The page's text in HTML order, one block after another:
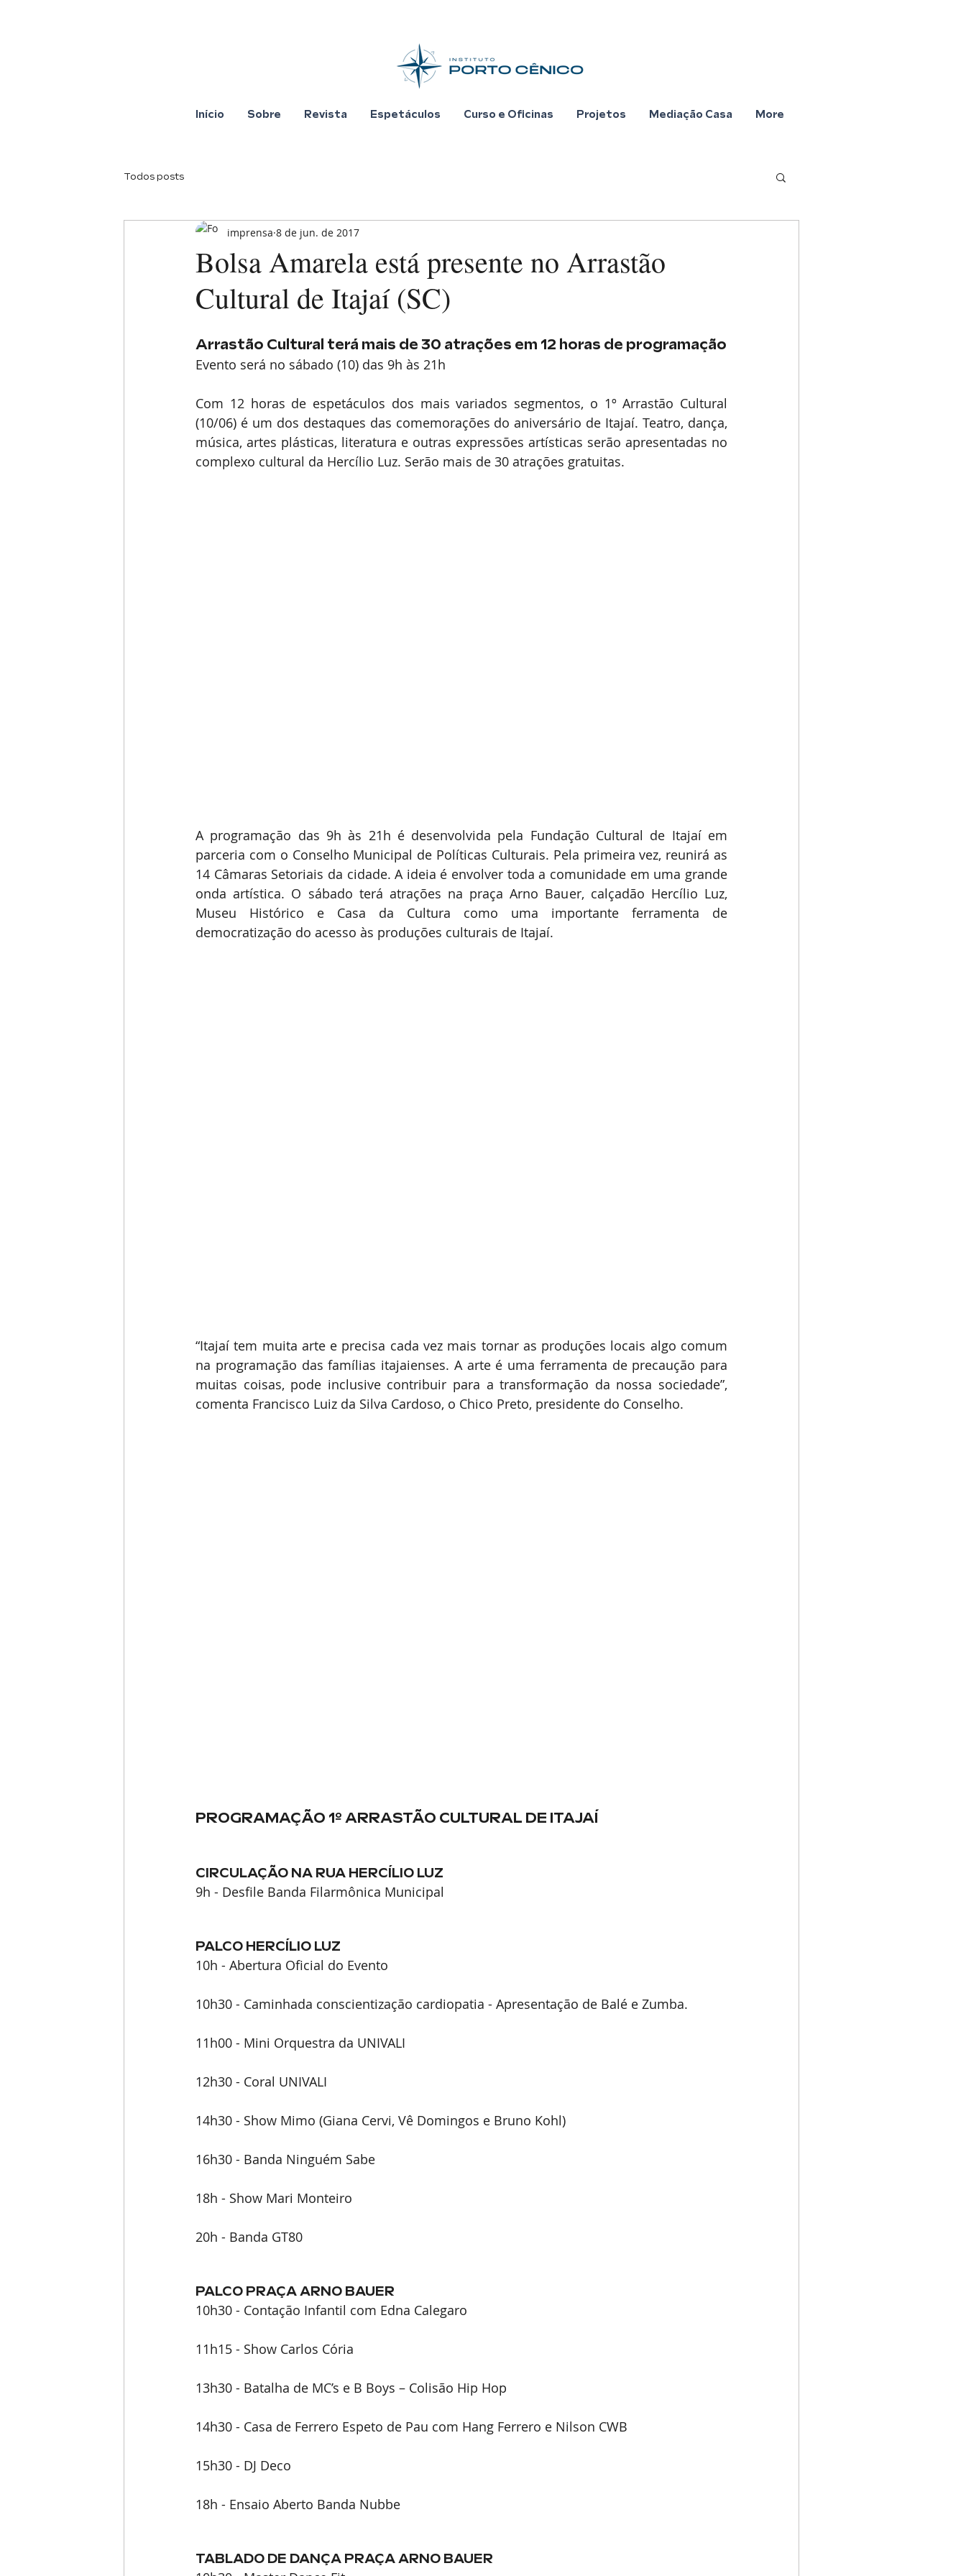
Início Sobre Revista Espetáculos Curso e Oficinas Projetos Mediação Casa More
Todos posts
Bolsa Amarela está presente no Arrastão
Cultural de Itajaí (SC)
imprensa 8 de jun. de 2017
Arrastão Cultural terá mais de 30 atrações em 12 horas de programação
Evento será no sábado (10) das 9h às 21h
Com 12 horas de espetáculos dos mais variados segmentos, o 1º Arrastão Cultural
(10/06) é um dos destaques das comemorações do aniversário de Itajaí. Teatro, dança,
música, artes plásticas, literatura e outras expressões artísticas serão apresentadas no
complexo cultural da Hercílio Luz. Serão mais de 30 atrações gratuitas.
A programação das 9h às 21h é desenvolvida pela Fundação Cultural de Itajaí em
parceria com o Conselho Municipal de Políticas Culturais. Pela primeira vez, reunirá as
14 Câmaras Setoriais da cidade. A ideia é envolver toda a comunidade em uma grande
onda artística. O sábado terá atrações na praça Arno Bauer, calçadão Hercílio Luz,
Museu Histórico e Casa da Cultura como uma importante ferramenta de
democratização do acesso às produções culturais de Itajaí.
“Itajaí tem muita arte e precisa cada vez mais tornar as produções locais algo comum
na programação das famílias itajaienses. A arte é uma ferramenta de precaução para
muitas coisas, pode inclusive contribuir para a transformação da nossa sociedade”,
comenta Francisco Luiz da Silva Cardoso, o Chico Preto, presidente do Conselho.
PROGRAMAÇÃO 1º ARRASTÃO CULTURAL DE ITAJAÍ
CIRCULAÇÃO NA RUA HERCÍLIO LUZ
9h - Desfile Banda Filarmônica Municipal
PALCO HERCÍLIO LUZ
10h - Abertura Oficial do Evento
10h30 - Caminhada conscientização cardiopatia - Apresentação de Balé e Zumba.
11h00 - Mini Orquestra da UNIVALI
12h30 - Coral UNIVALI
14h30 - Show Mimo (Giana Cervi, Vê Domingos e Bruno Kohl)
16h30 - Banda Ninguém Sabe
18h - Show Mari Monteiro
20h - Banda GT80
PALCO PRAÇA ARNO BAUER
10h30 - Contação Infantil com Edna Calegaro
11h15 - Show Carlos Cória
13h30 - Batalha de MC’s e B Boys – Colisão Hip Hop
14h30 - Casa de Ferrero Espeto de Pau com Hang Ferrero e Nilson CWB
15h30 - DJ Deco
18h - Ensaio Aberto Banda Nubbe
TABLADO DE DANÇA PRAÇA ARNO BAUER